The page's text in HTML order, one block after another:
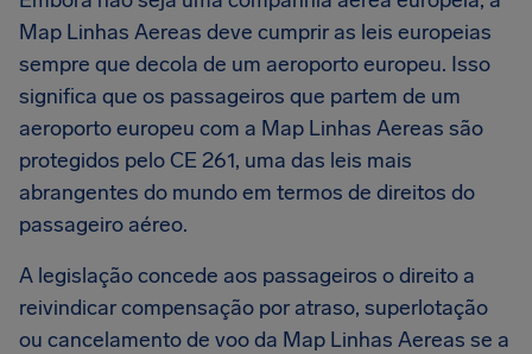
Map Linhas Aereas deve cumprir as leis europeias
sempre que decola de um aeroporto europeu. Isso
significa que os passageiros que partem de um
aeroporto europeu com a Map Linhas Aereas são
protegidos pelo CE 261, uma das leis mais
abrangentes do mundo em termos de direitos do
passageiro aéreo.
A legislação concede aos passageiros o direito a
reivindicar compensação por atraso, superlotação
ou cancelamento de voo da Map Linhas Aereas se a